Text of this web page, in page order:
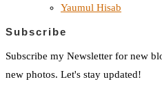
Yaumul Hisab
Subscribe
Subscribe my Newsletter for new
new photos. Let's stay updated!